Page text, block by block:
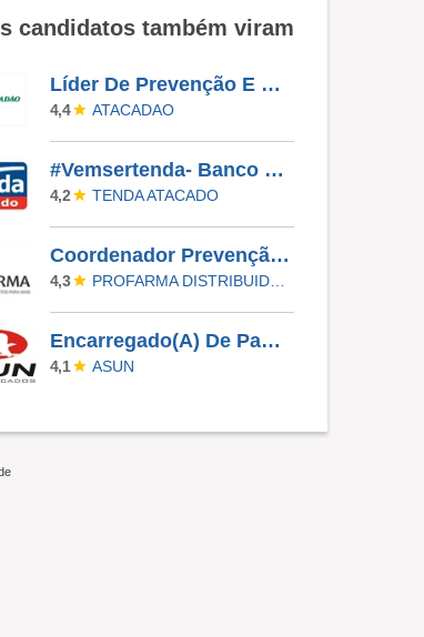
candidatos também viram
Líder De Prevenção E Perdas - ATACADÃO
4,4 ATACADAO
#Vemsertenda- Banco De Talentos PCD | Loja Taubaté
4,2 TENDA ATACADO
Coordenador Prevenção Perdas E Riscos - RJ
4,3
Encarregado(A) De Padaria - ASUN CONCEIÇÃO
4,1 ASUN